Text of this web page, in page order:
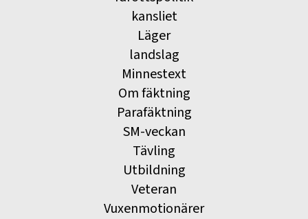
kansliet
Läger
landslag
Minnestext
Om fäktning
Parafäktning
SM-veckan
Tävling
Utbildning
Veteran
Vuxenmotionärer